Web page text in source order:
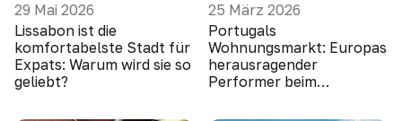
29 Mai 2026
Lissabon ist die
komfortabelste Stadt für
Expats: Warum wird sie so
geliebt?
25 März 2026
Portugals
Wohnungsmarkt: Europas
herausragender
Performer beim